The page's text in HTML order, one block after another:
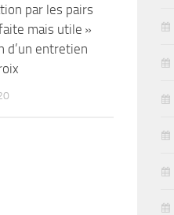
par les pairs
mais utile »
d’un entretien